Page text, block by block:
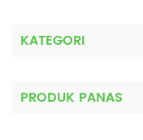
KATEGORI
PRODUK PANAS